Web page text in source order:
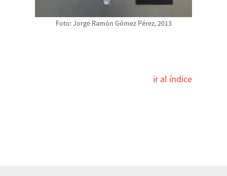
Foto: Jorge Ramón Gómez Pérez, 2013
ir al índice